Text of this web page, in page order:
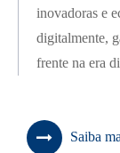
inovadoras e
digitalmente,
frente na era
Saiba